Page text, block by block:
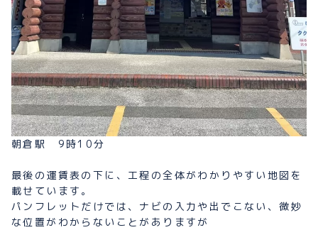
朝倉駅 9時10分
最後の運賃表の下に、工程の全体がわかりやすい地図を
載せています。
パンフレットだけでは、ナビの入力や出でこない、微妙
な位置がわからないことがありますが